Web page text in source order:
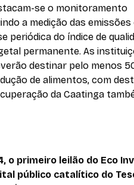
se o monitoramento
a medição das emissões
periódica do índice de
permanente. As
destinar pelo menos
de alimentos, com
da Caatinga
o primeiro leilão do Eco
público catalítico do